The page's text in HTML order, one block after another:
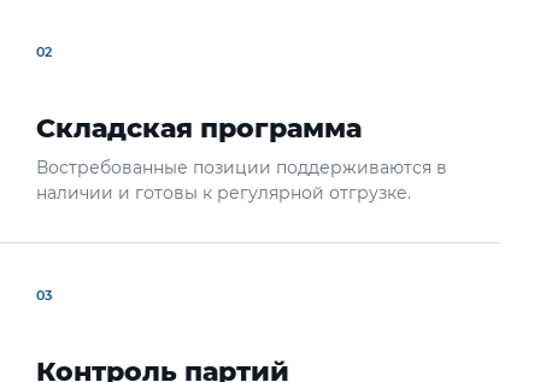
02
Складская программа
Востребованные позиции поддерживаются в
наличии и готовы к регулярной отгрузке.
03
Контроль партий